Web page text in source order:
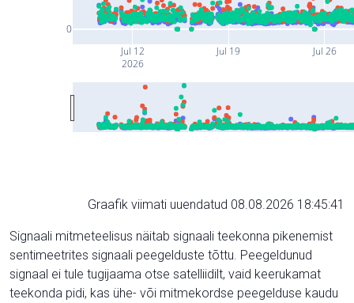
Jul 12
2026
Jul 19 Jul 26
0
Graafik viimati uuendatud 08.08.2026 18:45:41
Signaali mitmeteelisus näitab signaali teekonna pikenemist
sentimeetrites signaali peegelduste tõttu. Peegeldunud
signaal ei tule tugijaama otse satelliidilt, vaid keerukamat
teekonda pidi, kas ühe- või mitmekordse peegelduse kaudu